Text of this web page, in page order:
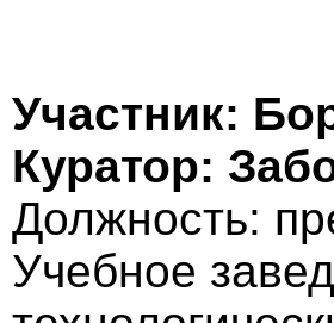
Участник:
Куратор:
Должность:
Учебное